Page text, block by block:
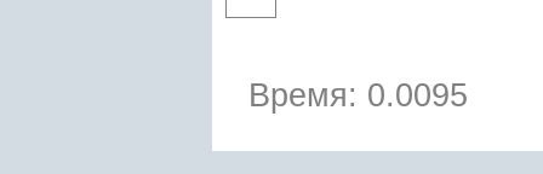
Время: 0.0095